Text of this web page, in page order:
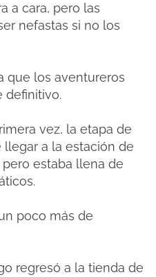
a cara, pero las
nefastas si no los
que los aventureros
definitivo.
vez, la etapa de
a la estación de
estaba llena de
poco más de
regresó a la tienda de